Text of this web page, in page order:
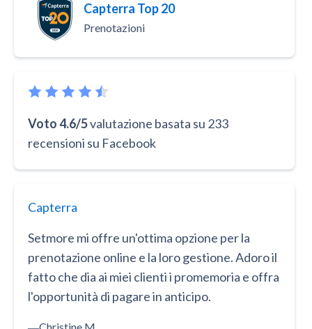
Capterra Top 20
Prenotazioni
Voto 4.6/5valutazione basata su 233
recensioni su Facebook
Capterra
Setmore mi offre un'ottima opzione per la
prenotazione online e la loro gestione. Adoro il
fatto che dia ai miei clienti i promemoria e offra
l'opportunità di pagare in anticipo.